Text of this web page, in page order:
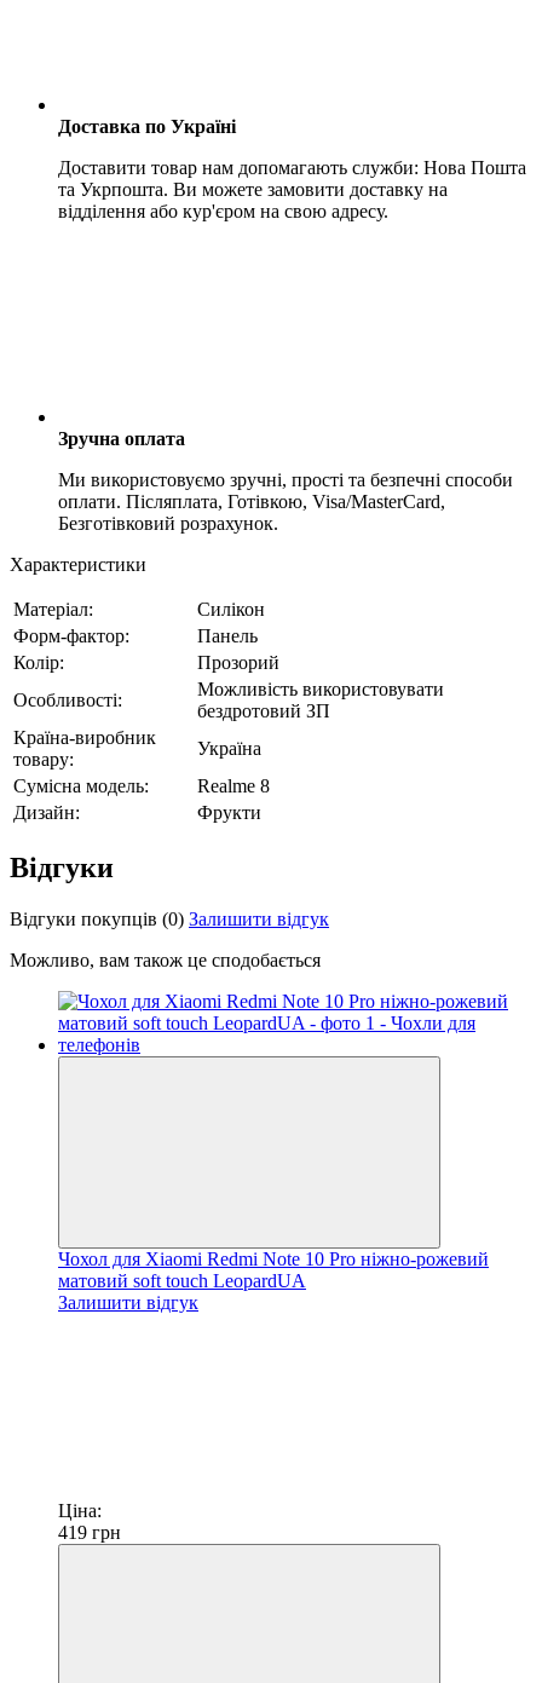
Доставка по Україні
Доставити товар нам допомагають служби: Нова Пошта
та Укрпошта. Ви можете замовити доставку на
відділення або кур'єром на свою адресу.
Зручна оплата
Ми використовуємо зручні, прості та безпечні способи
оплати. Післяплата, Готівкою, Visa/MasterCard,
Безготівковий розрахунок.
Характеристики
Матеріал:
Силікон
Форм-фактор:
Панель
Колір:
Прозорий
Особливості:
Можливість використовувати
бездротовий ЗП
Країна-виробник
товару:
Україна
Сумісна модель:
Realme 8
Дизайн:
Фрукти
Відгуки
Відгуки покупців (0) Залишити відгук
Можливо, вам також це сподобається
Чохол для Xiaomi Redmi Note 10 Pro ніжно-рожевий
матовий soft touch LeopardUA
Залишити відгук
Ціна:
419 грн